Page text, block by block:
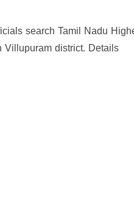
search Tamil Nadu
Villupuram district. Details